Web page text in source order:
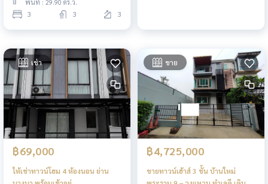
พื้นที่ : 29.90 ตร.ว.
3 3 3
เช่า
฿69,000
ให้เช่าทาวน์โฮม 4 ห้องนอน ย่าน
ขาย
฿4,725,000
ขายทาวน์เฮ้าส์ 3 ชั้น บ้านใหม่